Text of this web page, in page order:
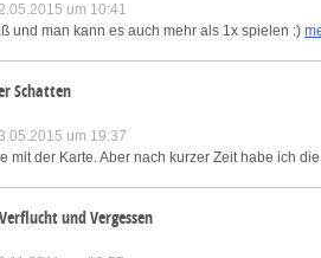
um 10:41
und man kann es auch mehr als 1x spielen :)
Schatten
um 19:37
mit der Karte. Aber nach kurzer Zeit habe ich
und Vergessen